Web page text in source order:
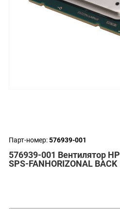
Парт-номер:576939-001
576939-001 Вентилятор HP
SPS-FANHORIZONAL BACK